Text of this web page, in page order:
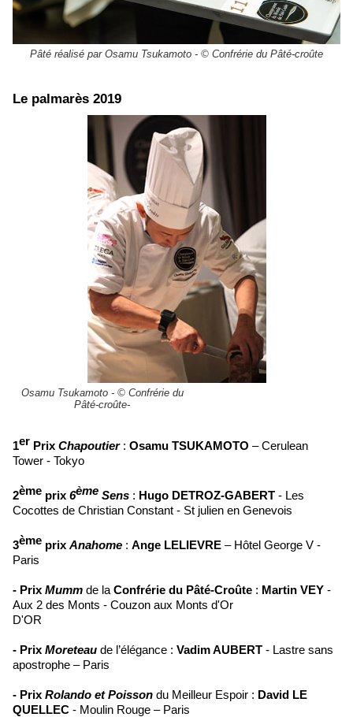
Pâté réalisé par Osamu Tsukamoto - © Confrérie du Pâté-croûte
Le palmarès 2019
Osamu Tsukamoto - © Confrérie du
Pâté-croûte-
1er Prix Chapoutier: Osamu TSUKAMOTO – Cerulean
Tower - Tokyo
2ème prix 6ème Sens : Hugo DETROZ-GABERT - Les
Cocottes de Christian Constant - St julien en Genevois
3ème prix Anahome : Ange LELIEVRE – Hôtel George V -
Paris
- Prix Mumm de la Confrérie du Pâté-Croûte : Martin VEY -
Aux 2 des Monts - Couzon aux Monts d'Or
D'OR
- Prix Moreteau de l’élégance : Vadim AUBERT - Lastre sans
apostrophe – Paris
- Prix Rolando et Poisson du Meilleur Espoir : David LE
QUELLEC - Moulin Rouge – Paris